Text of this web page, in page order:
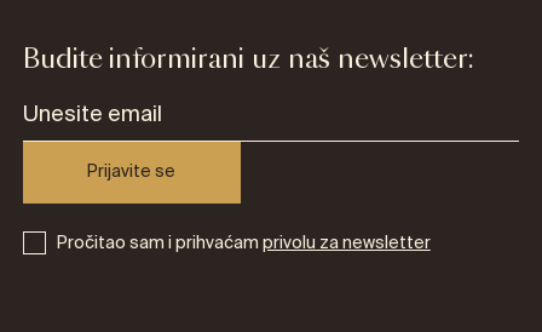
Budite informirani uz naš newsletter:
Prijavite se
Pročitao sam i prihvaćamprivolu za newsletter